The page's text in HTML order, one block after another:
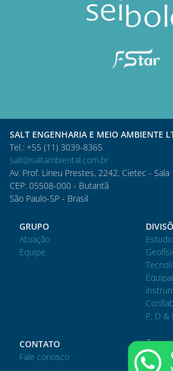
SALT ENGENHARIA E MEIO AMBIENTE
Tel.: +55 (11) 3039-8365
salt@saltambiental.com.br
Av. Prof. Lineu Prestes, 2242, Cietec - Sala
CEP: 05508-000 - Butantã
São Paulo-SP - Brasil
GRUPO
Atuação
Equipe
P, D & I
CONTATO
Fale conosco
ÁREA